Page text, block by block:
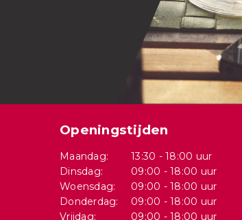
Openingstijden
Maandag:
13:30 - 18:00 uur
Dinsdag:
09:00 - 18:00 uur
Woensdag:
09:00 - 18:00 uur
Donderdag:
09:00 - 18:00 uur
Vrijdag:
09:00 - 18:00 uur